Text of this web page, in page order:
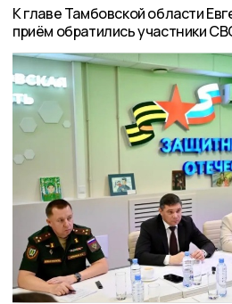
К главе Тамбовской области
приём обратились участники